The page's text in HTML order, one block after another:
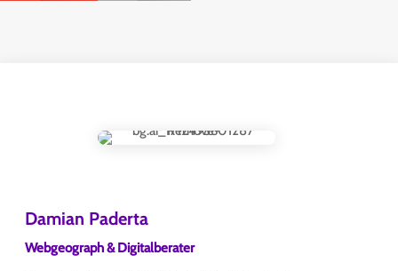
Damian Paderta
Webgeograph & Digitalberater